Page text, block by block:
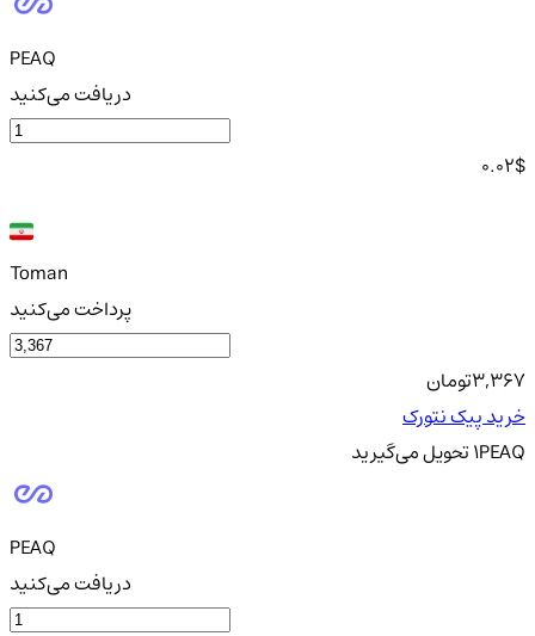
PEAQ
دریافت می‌کنید
0.02$
Toman
پرداخت می‌کنید
3,367تومان
خرید پیک نتورک
1PEAQتحویلمی‌گیرید
PEAQ
دریافت می‌کنید